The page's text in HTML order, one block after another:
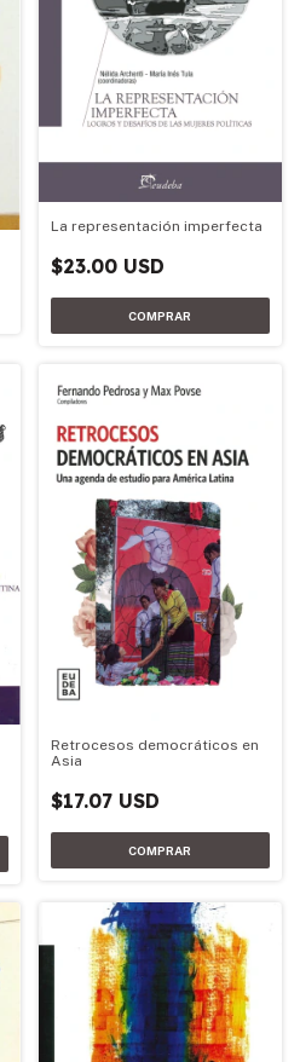
La representación imperfecta
$23.00 USD
Retrocesos democráticos en
Asia
$17.07 USD